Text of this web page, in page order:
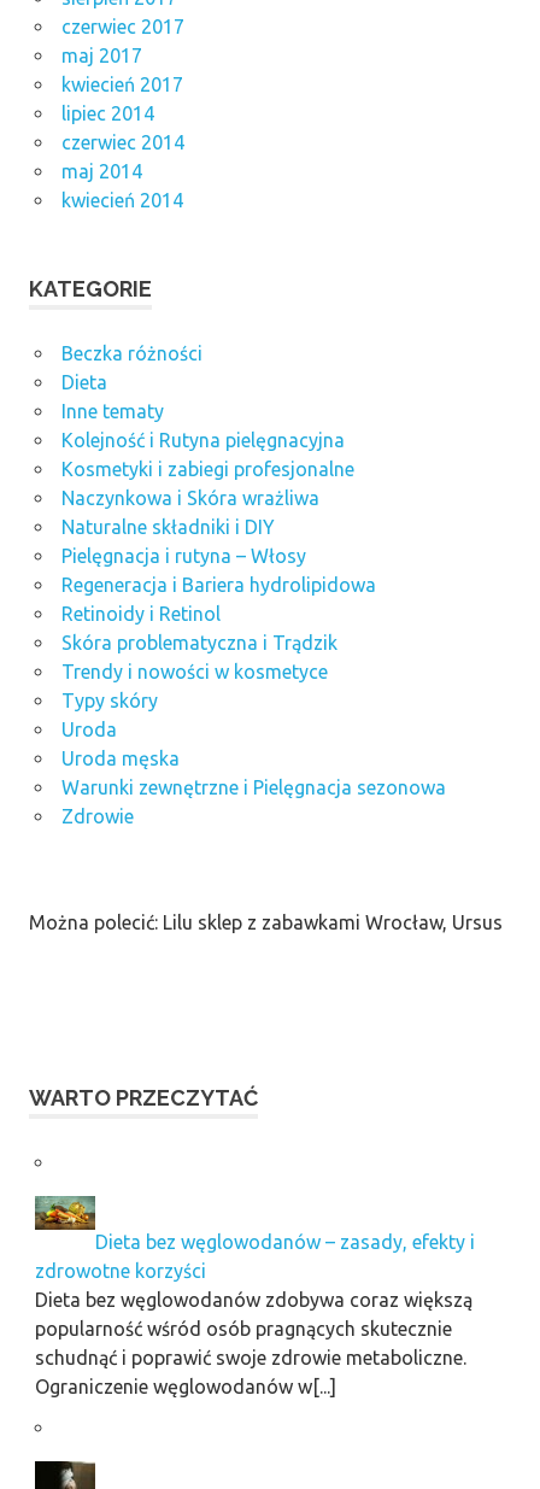
czerwiec 2017
maj 2017
kwiecień 2017
lipiec 2014
czerwiec 2014
maj 2014
kwiecień 2014
KATEGORIE
Beczka różności
Dieta
Inne tematy
Kolejność i Rutyna pielęgnacyjna
Kosmetyki i zabiegi profesjonalne
Naczynkowa i Skóra wrażliwa
Naturalne składniki i DIY
Pielęgnacja i rutyna – Włosy
Regeneracja i Bariera hydrolipidowa
Retinoidy i Retinol
Skóra problematyczna i Trądzik
Trendy i nowości w kosmetyce
Typy skóry
Uroda
Uroda męska
Warunki zewnętrzne i Pielęgnacja sezonowa
Zdrowie
Można polecić: Lilu sklep z zabawkami Wrocław, Ursus
WARTO PRZECZYTAĆ
Dieta bez węglowodanów – zasady, efekty i
zdrowotne korzyści
Dieta bez węglowodanów zdobywa coraz większą
popularność wśród osób pragnących skutecznie
schudnąć i poprawić swoje zdrowie metaboliczne.
Ograniczenie węglowodanów w[...]